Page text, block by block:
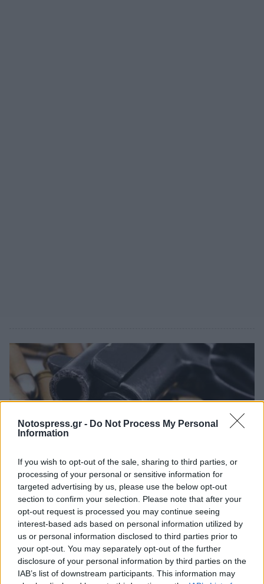
Notospress.gr - Do Not Process My Personal
Information
If you wish to opt-out of the sale, sharing to third parties, or
processing of your personal or sensitive information for
targeted advertising by us, please use the below opt-out
section to confirm your selection. Please note that after your
opt-out request is processed you may continue seeing
interest-based ads based on personal information utilized by
us or personal information disclosed to third parties prior to
your opt-out. You may separately opt-out of the further
disclosure of your personal information by third parties on the
IAB’s list of downstream participants. This information may
Αστυνομικά
Ετοίμαζαν πόλεμο στη Μάνη; Είχαν στην
κατοχή τους 12 όπλα και εκατοντάδες
σφαίρες!
21 Μαϊος 2023 10:28